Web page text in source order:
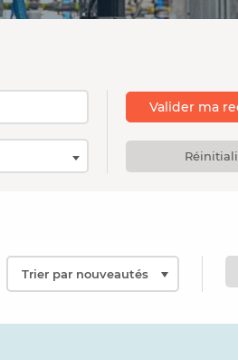
Valider ma